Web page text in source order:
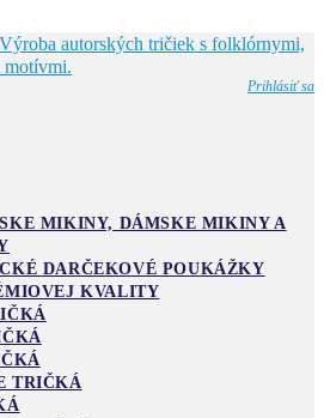
Prihlásiť sa
MIKINY, DÁMSKE MIKINY A
DARČEKOVÉ POUKÁŽKY
KVALITY
TRIČKÁ